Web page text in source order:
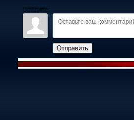
Войдите:
Отправить